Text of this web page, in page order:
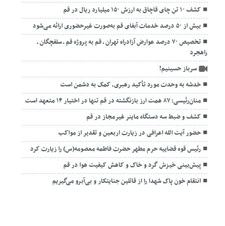
کشف ۱۰ تن چای قاچاق به ارزش ۱۵۰ میلیارد ریال در قم
بیش از ۵۰ درصد خدمات آبفای قم به‌صورت غیرحضوری ارائه می‌شود
تخصیص ۷۰ درصد عوارض آزادراه تهران ـ قم به پروژه قم ـ سلفچگان ـ
راهجرد
سرباز حسینیم!
خدشه به وحدت مورد تأکید رهبری، کمک به دشمن است
منان‌رئیسی: ۸۷ همت ارز بازنگشته در قم تنها در اختیار ۱۴ متعهد است
کشف و ضبط سه دستگاه ماینر غیرمجاز در قم
حضور آیت الله اعرافی در زیارت اربعین و تقدیر از مواکب
رئیس قوه قضاییه حرم مطهر حضرت فاطمه معصومه(س) را زیارت کرد
پیش‌بینی خیزش گرد و خاک و کاهش کیفیت هوا در قم
انتقام خون پاک شهدا را از قاتلین جنایتکار و بی‌آبرو می‌گیریم